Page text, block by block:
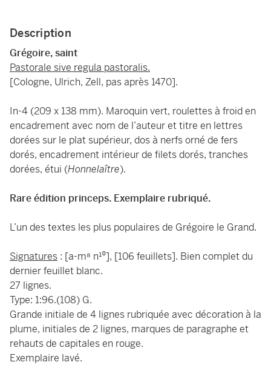
Description
Grégoire, saint
Pastorale sive regula pastoralis.
[Cologne, Ulrich, Zell, pas après 1470].
In-4 (209 x 138 mm). Maroquin vert, roulettes à froid en
encadrement avec nom de l’auteur et titre en lettres
dorées sur le plat supérieur, dos à nerfs orné de fers
dorés, encadrement intérieur de filets dorés, tranches
dorées, étui (Honnelaître).
Rare édition princeps. Exemplaire rubriqué.
L’un des textes les plus populaires de Grégoire le Grand.
Signatures : [a-m⁸ n¹⁰], [106 feuillets]. Bien complet du
dernier feuillet blanc.
27 lignes.
Type: 1:96.(108) G.
Grande initiale de 4 lignes rubriquée avec décoration à la
plume, initiales de 2 lignes, marques de paragraphe et
rehauts de capitales en rouge.
Exemplaire lavé.